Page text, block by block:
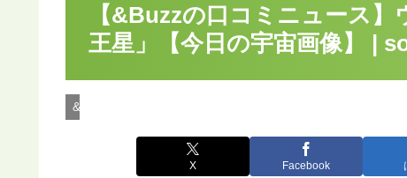
【&Buzzの口コミニュース
王星」【今日の宇宙画像】 |
&Buzzのサイエンスニュース
X Facebook